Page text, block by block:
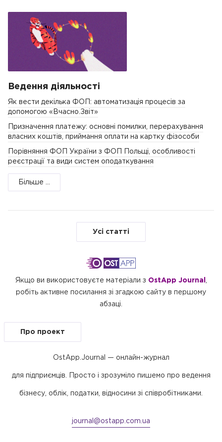
Ведення діяльності
Як вести декілька ФОП: автоматизація процесів за
допомогою «Вчасно.Звіт»
Призначення платежу: основні помилки, перерахування
власних коштів, приймання оплати на картку фізособи
Порівняння ФОП України з ФОП Польщі, особливості
реєстрації та види систем оподаткування
Більше ...
Усі статті
Якщо ви використовуєте матеріали з OstApp Journal
робіть активне посилання зі згадкою сайту в першому
абзаці.
Про проект
OstApp.Journal — онлайн-журнал
для підприємців. Просто і зрозуміло пишемо про ведення
бізнесу, облік, податки, відносини зі співробітниками.
journal@ostapp.com.ua